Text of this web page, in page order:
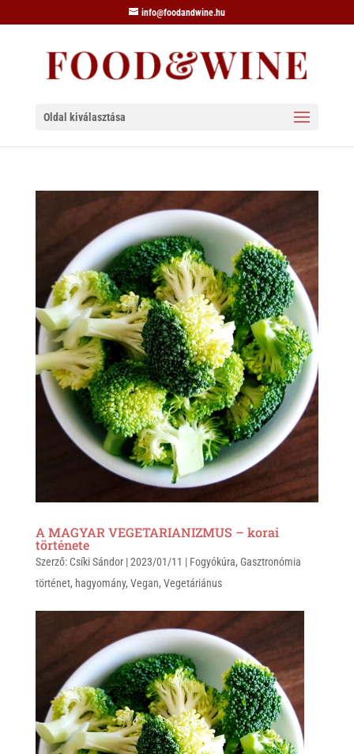
info@foodandwine.hu
Oldal kiválasztása
A MAGYAR VEGETARIANIZMUS – korai
története
Szerző: Csíki Sándor|2023/01/11 | Fogyókúra, Gasztronómia
történet, hagyomány, Vegan, Vegetáriánus